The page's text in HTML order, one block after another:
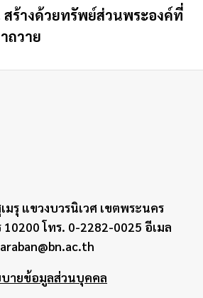
ร้างด้วยทรัพย์ส่วนพระองค์ที่
ถวาย
รุ แขวงบวรนิเวศ เขตพระนคร
โทร. 0-2282-0025 อีเมล
บายข้อมูลส่วนบุคคล